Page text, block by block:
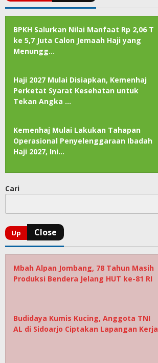
BPKH Salurkan Nilai Manfaat Rp 2,06 T
ke 5,7 Juta Calon Jemaah Haji yang
Menungg…
Haji 2027 Mulai Disiapkan, Kemenhaj
Perketat Syarat Kesehatan untuk
Tekan Angka …
Kemenhaj Mulai Lakukan Tahapan
Operasional Penyelenggaraan Ibadah
Haji 2027, Ini…
Cari
Mbah Alpan Jombang, 78 Tahun Masih
Produksi Bendera Jelang HUT ke-81 RI
Budidaya Kumis Kucing, Anggota TNI
AL di Sidoarjo Ciptakan Lapangan Kerja